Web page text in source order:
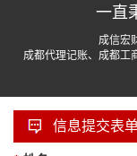
一直
成信宏
成都代理记账、成都工
信息提交表